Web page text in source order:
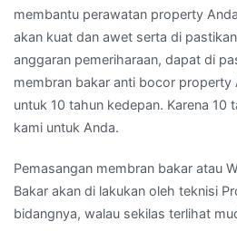
membantu perawatan property
akan kuat dan awet serta di
anggaran pemeriharaan, dapat di
membran bakar anti bocor property
untuk 10 tahun kedepan. Karena 10
kami untuk Anda.
Pemasangan membran bakar atau
Bakar akan di lakukan oleh teknisi
bidangnya, walau sekilas terlihat